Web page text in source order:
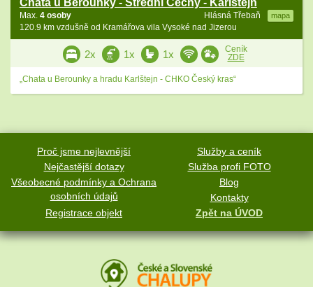
Chata u Berounky - Střední Čechy - Karlštejn
Hlásná Třebaň mapa
Max. 4 osoby
120.9 km vzdušně od Kramářova vila Vysoké nad Jizerou
2x 1x 1x
Ceník
ZDE
„Chata u Berounky a hradu Karlštejn - CHKO Český kras“
Proč jsme nejlevnější
Služby a ceník
Nejčastější dotazy
Služba profi FOTO
Všeobecné podmínky a Ochrana
osobních údajů
Blog
Kontakty
Registrace objekt
Zpět na ÚVOD